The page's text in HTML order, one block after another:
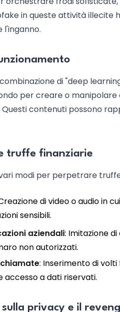
in queste attività
di "deep
per creare o manipolare
contenuti possono
truffe finanziarie
modi per perpetrare
di video o audio in
sensibili.
aziendali: Imitazione
non autorizzati.
: Inserimento di
a dati riservati.
privacy e il